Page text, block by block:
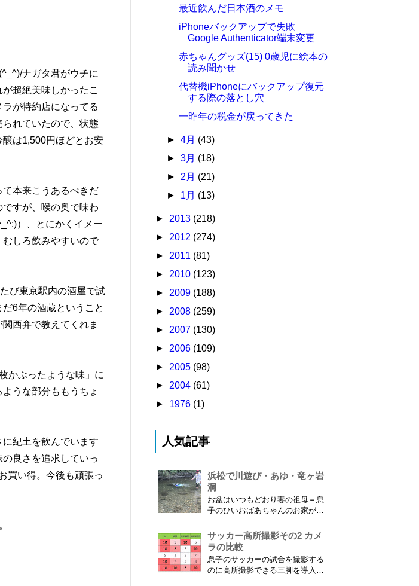
ナガタ君がウチに
超絶美味しかったこ
が特約店になってる
れていたので、状態
は1,500円ほどとお安
本来こうあるべきだ
すが、喉の奥で味わ
）、とにかくイメー
しろ飲みやすいので
び東京駅内の酒屋で試
6年の酒蔵ということ
西弁で教えてくれま
かぶったような味」に
うな部分ももうちょ
紀土を飲んでいます
良さを追求していっ
買い得。今後も頑張っ
最近飲んだ日本酒のメモ
iPhoneバックアップで失敗
Google Authenticator端末変更
赤ちゃんグッズ(15) 0歳児に絵本の
読み聞かせ
代替機iPhoneにバックアップ復元
する際の落とし穴
一昨年の税金が戻ってきた
►4月 (43)
►3月 (18)
► 2月 (21)
► 1月 (13)
► 2013 (218)
► 2012 (274)
► 2011 (81)
► 2010 (123)
► 2009 (188)
► 2008 (259)
► 2007 (130)
► 2006 (109)
► 2005 (98)
► 2004 (61)
► 1976 (1)
人気記事
浜松で川遊び・あゆ・竜ヶ岩
洞
お盆はいつもどおり妻の祖母＝息
子のひいおばあちゃんのお家があ
ばあちゃんがご健在なのはとって
もありがたいことです。 5歳vs88
歳 ひいおばあちゃんとの対決！
カモノハシ通信3 神宮寺川で水遊
び、下の方に動画も付けてます
サッカー高所撮影その2 カメ
ラの比較
息子のサッカーの試合を撮影する
のに高所撮影できる三脚を導入し